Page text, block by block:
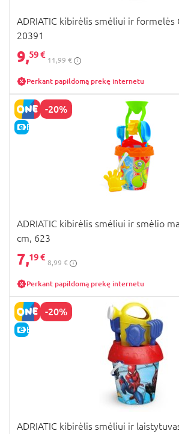
ADRIATIC kibirėlis smėliui ir formelės
20391
9,59 €
11,99 €
Perkant papildomą prekę internetu
-20%
E-KAINA
ADRIATIC kibirėlis smėliui ir smėlio
cm, 623
7,19 €
8,99 €
Perkant papildomą prekę internetu
-20%
E-KAINA
ADRIATIC kibirėlis smėliui ir